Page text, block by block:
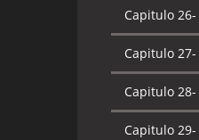
Capitulo 26-
Capitulo 27-
Capitulo 28-
Capitulo 29-